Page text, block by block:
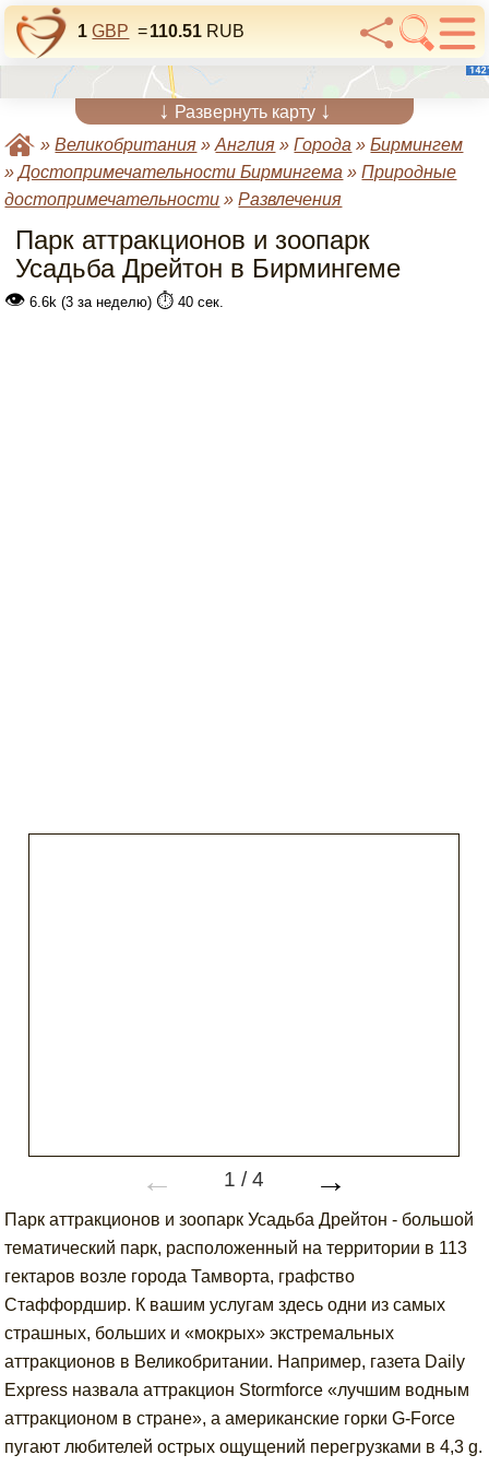
1 GBP =110.51 RUB
↓ Развернуть карту ↓
»Великобритания »Англия »Города »Бирмингем
»Достопримечательности Бирмингема »Природные
достопримечательности »Развлечения
Парк аттракционов и зоопарк
Усадьба Дрейтон в Бирмингеме
👁 6.6k (3 за неделю) ⏱️ 40 сек.
← 1 /4 →
Парк аттракционов и зоопарк Усадьба Дрейтон - большой
тематический парк, расположенный на территории в 113
гектаров возле города Тамворта, графство
Стаффордшир. К вашим услугам здесь одни из самых
страшных, больших и «мокрых» экстремальных
аттракционов в Великобритании. Например, газета Daily
Express назвала аттракцион Stormforce «лучшим водным
аттракционом в стране», а американские горки G-Force
пугают любителей острых ощущений перегрузками в 4,3 g.